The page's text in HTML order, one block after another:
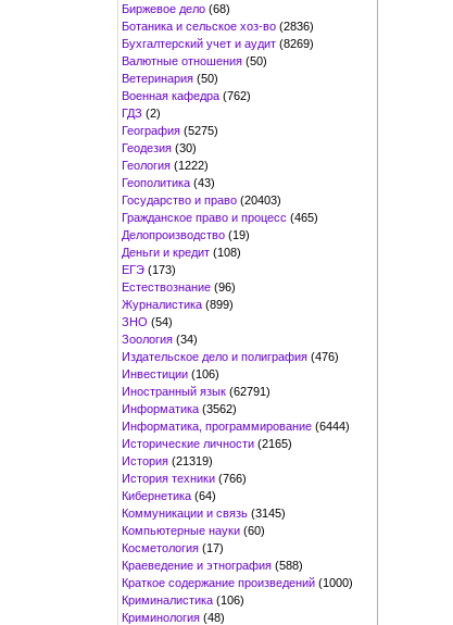
Биржевое дело (68)
Ботаника и сельское хоз-во (2836)
Бухгалтерский учет и аудит (8269)
Валютные отношения (50)
Ветеринария (50)
Военная кафедра (762)
ГДЗ (2)
География (5275)
Геодезия (30)
Геология (1222)
Геополитика (43)
Государство и право (20403)
Гражданское право и процесс (465)
Делопроизводство (19)
Деньги и кредит (108)
ЕГЭ (173)
Естествознание (96)
Журналистика (899)
ЗНО (54)
Зоология (34)
Издательское дело и полиграфия (476)
Инвестиции (106)
Иностранный язык (62791)
Информатика (3562)
Информатика, программирование (6444)
Исторические личности (2165)
История (21319)
История техники (766)
Кибернетика (64)
Коммуникации и связь (3145)
Компьютерные науки (60)
Косметология (17)
Краеведение и этнография (588)
Краткое содержание произведений (1000)
Криминалистика (106)
Криминология (48)